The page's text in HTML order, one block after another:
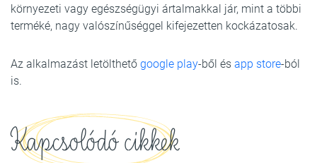
környezeti vagy egészségügyi ártalmakkal jár, mint a többi
terméké, nagy valószínűséggel kifejezetten kockázatosak.
Az alkalmazást letölthető google play-ből és app store-ból
is.
Kapcsolódó cikkek